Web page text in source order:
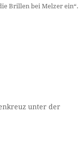
Brillen bei Melzer ein“.
unter der